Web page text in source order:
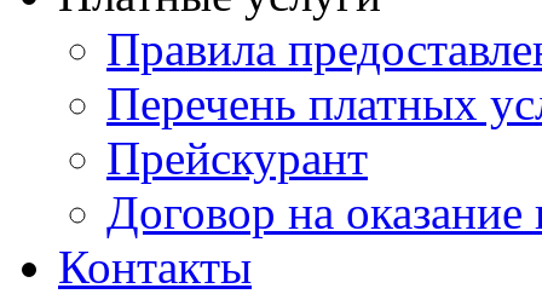
Правила
Перечень платных
Прейскурант
Договор на оказание
Контакты